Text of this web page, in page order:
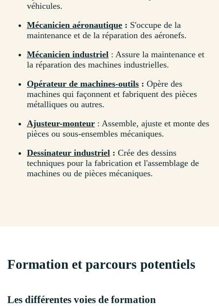
véhicules.
Mécanicien aéronautique : S'occupe de la
maintenance et de la réparation des aéronefs.
Mécanicien industriel : Assure la maintenance et
la réparation des machines industrielles.
Opérateur de machines-outils : Opère des
machines qui façonnent et fabriquent des pièces
métalliques ou autres.
Ajusteur-monteur : Assemble, ajuste et monte des
pièces ou sous-ensembles mécaniques.
Dessinateur industriel : Crée des dessins
techniques pour la fabrication et l'assemblage de
machines ou de pièces mécaniques.
Formation et parcours potentiels
Les différentes voies de formation